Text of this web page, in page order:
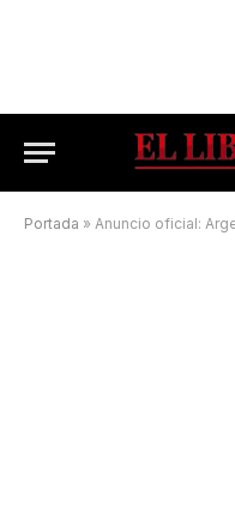
Portada » Anuncio oficial: